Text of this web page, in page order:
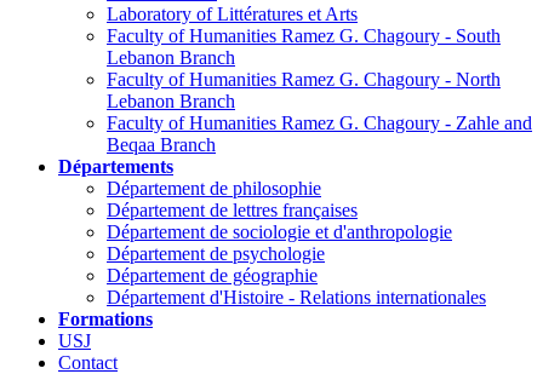
Laboratory of Littératures et Arts
Faculty of Humanities Ramez G. Chagoury - South
Lebanon Branch
Faculty of Humanities Ramez G. Chagoury - North
Lebanon Branch
Faculty of Humanities Ramez G. Chagoury - Zahle and
Beqaa Branch
Départements
Département de philosophie
Département de lettres françaises
Département de sociologie et d'anthropologie
Département de psychologie
Département de géographie
Département d'Histoire - Relations internationales
Formations
USJ
Contact